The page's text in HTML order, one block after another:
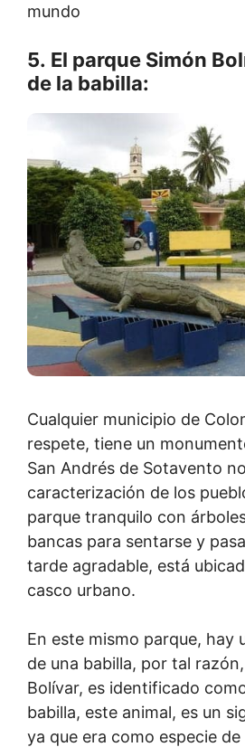
mundo
5. El parque Simón
de la babilla:
Cualquier municipio de
respete, tiene un
San Andrés de Sotavento
caracterización de los
parque tranquilo con
bancas para sentarse y
tarde agradable, está
casco urbano.
En este mismo parque, hay
de una babilla, por tal
Bolívar, es identificado
babilla, este animal, es un
ya que era como especie de